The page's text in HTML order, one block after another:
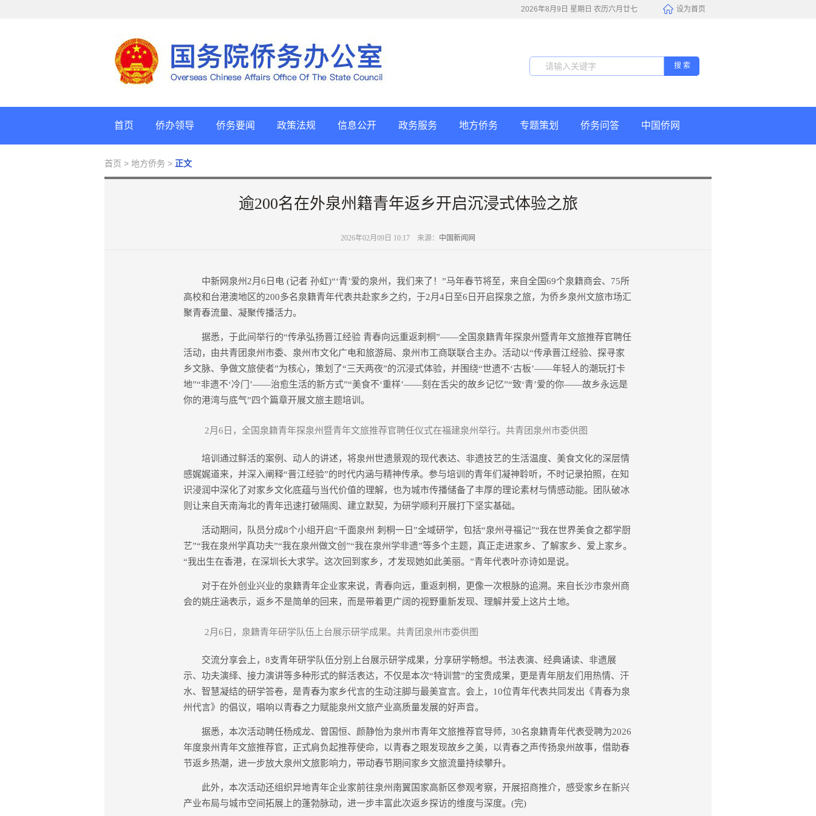
设为首页
2026年8月9日 星期日 农历六月廿七
搜 索
首页 侨办领导 侨务要闻 政策法规 信息公开 政务服务 地方侨务 专题策划 侨务问答 中国侨网
首页 > 地方侨务 > 正文
逾200名在外泉州籍青年返乡开启沉浸式体验之旅
2026年02月09日 10:17 来源： 中国新闻网
中新网泉州2月6日电 (记者 孙虹)“‘青’爱的泉州，我们来了！”马年春节将至，来自全国69个泉籍商会、75所
高校和台港澳地区的200多名泉籍青年代表共赴家乡之约，于2月4日至6日开启探泉之旅，为侨乡泉州文旅市场汇
聚青春流量、凝聚传播活力。
据悉，于此间举行的“传承弘扬晋江经验 青春向远重返刺桐”——全国泉籍青年探泉州暨青年文旅推荐官聘任
活动，由共青团泉州市委、泉州市文化广电和旅游局、泉州市工商联联合主办。活动以“传承晋江经验、探寻家
乡文脉、争做文旅使者”为核心，策划了“三天两夜”的沉浸式体验，并围绕“世遗不‘古板’——年轻人的潮玩打卡
地”“非遗不‘冷门’——治愈生活的新方式”“美食不‘重样’——刻在舌尖的故乡记忆”“致‘青’爱的你——故乡永远是
你的港湾与底气”四个篇章开展文旅主题培训。
2月6日，全国泉籍青年探泉州暨青年文旅推荐官聘任仪式在福建泉州举行。共青团泉州市委供图
培训通过鲜活的案例、动人的讲述，将泉州世遗景观的现代表达、非遗技艺的生活温度、美食文化的深层情
感娓娓道来，并深入阐释“晋江经验”的时代内涵与精神传承。参与培训的青年们凝神聆听，不时记录拍照，在知
识浸润中深化了对家乡文化底蕴与当代价值的理解，也为城市传播储备了丰厚的理论素材与情感动能。团队破冰
则让来自天南海北的青年迅速打破隔阂、建立默契，为研学顺利开展打下坚实基础。
活动期间，队员分成8个小组开启“千面泉州 刺桐一日”全域研学，包括“泉州寻福记”“我在世界美食之都学厨
艺”“我在泉州学真功夫”“我在泉州做文创”“我在泉州学非遗”等多个主题，真正走进家乡、了解家乡、爱上家乡。
“我出生在香港，在深圳长大求学。这次回到家乡，才发现她如此美丽。”青年代表叶亦诗如是说。
对于在外创业兴业的泉籍青年企业家来说，青春向远，重返刺桐，更像一次根脉的追溯。来自长沙市泉州商
会的姚庄涵表示，返乡不是简单的回来，而是带着更广阔的视野重新发现、理解并爱上这片土地。
2月6日，泉籍青年研学队伍上台展示研学成果。共青团泉州市委供图
交流分享会上，8支青年研学队伍分别上台展示研学成果，分享研学畅想。书法表演、经典诵读、非遗展
示、功夫演绎、接力演讲等多种形式的鲜活表达，不仅是本次“特训营”的宝贵成果，更是青年朋友们用热情、汗
水、智慧凝结的研学答卷，是青春为家乡代言的生动注脚与最美宣言。会上，10位青年代表共同发出《青春为泉
州代言》的倡议，唱响以青春之力赋能泉州文旅产业高质量发展的好声音。
据悉，本次活动聘任杨成龙、曾国恒、颜静怡为泉州市青年文旅推荐官导师，30名泉籍青年代表受聘为2026
年度泉州青年文旅推荐官，正式肩负起推荐使命，以青春之眼发现故乡之美，以青春之声传扬泉州故事，借助春
节返乡热潮，进一步放大泉州文旅影响力，带动春节期间家乡文旅流量持续攀升。
此外，本次活动还组织异地青年企业家前往泉州南翼国家高新区参观考察，开展招商推介，感受家乡在新兴
产业布局与城市空间拓展上的蓬勃脉动，进一步丰富此次返乡探访的维度与深度。(完)